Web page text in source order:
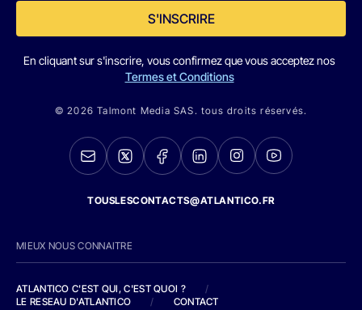
S'INSCRIRE
En cliquant sur s'inscrire, vous confirmez que vous acceptez nos
Termes et Conditions
© 2026 Talmont Media SAS. tous droits réservés.
TOUSLESCONTACTS@ATLANTICO.FR
MIEUX NOUS CONNAITRE
ATLANTICO C'EST QUI, C'EST QUOI ?
/
LE RESEAU D'ATLANTICO
/ CONTACT